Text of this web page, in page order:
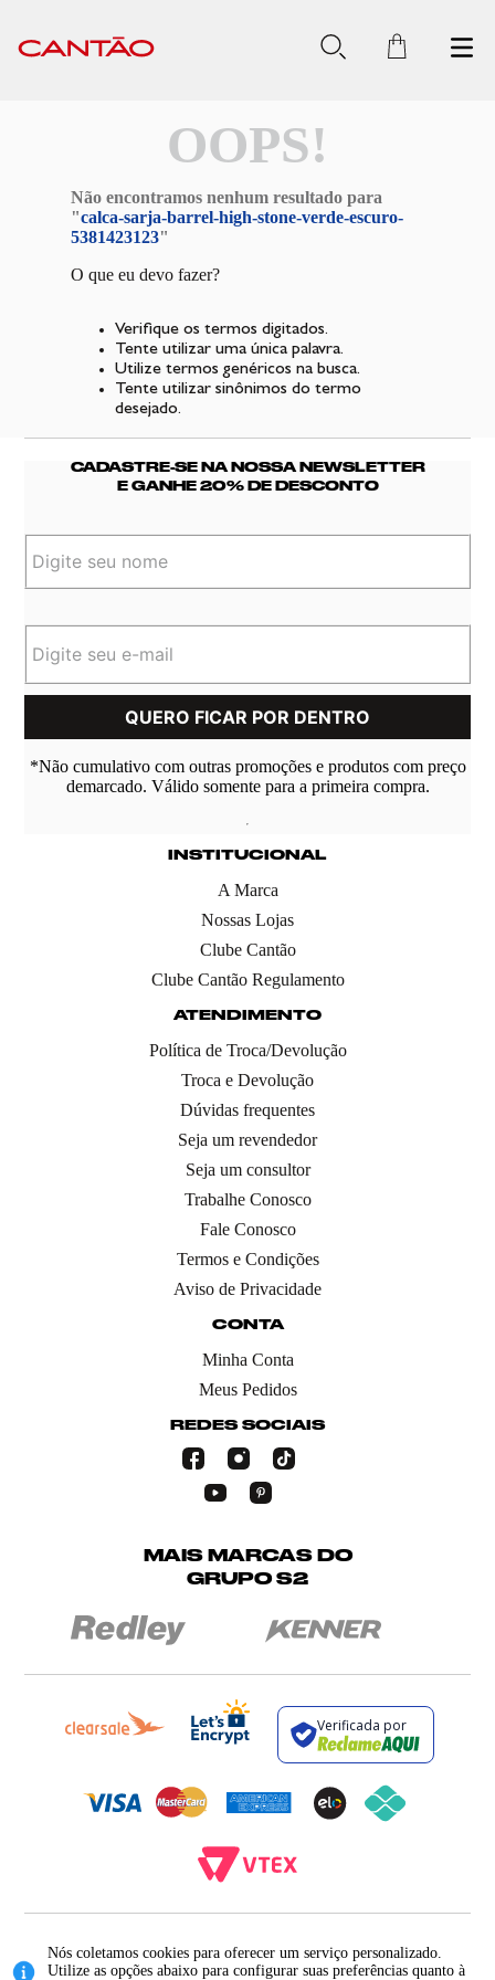
Nós coletamos cookies para oferecer um serviço personalizado.
Utilize as opções abaixo para configurar suas preferências quanto à
OOPS!
Não encontramos nenhum resultado para
"calca-sarja-barrel-high-stone-verde-escuro-
5381423123"
O que eu devo fazer?
Verifique os termos digitados.
Tente utilizar uma única palavra.
Utilize termos genéricos na busca.
Tente utilizar sinônimos do termo
desejado.
CADASTRE-SE NA NOSSA NEWSLETTER
E GANHE 20% DE DESCONTO
*Não cumulativo com outras promoções e produtos com preço
demarcado. Válido somente para a primeira compra.
INSTITUCIONAL
A Marca
Nossas Lojas
Clube Cantão
Clube Cantão Regulamento
ATENDIMENTO
Política de Troca/Devolução
Troca e Devolução
Dúvidas frequentes
Seja um revendedor
Seja um consultor
Trabalhe Conosco
Fale Conosco
Termos e Condições
Aviso de Privacidade
CONTA
Minha Conta
Meus Pedidos
REDES SOCIAIS
MAIS MARCAS DO
GRUPO S2
Verificada por
12.093.445/0002-23
RUA JUMECY RODRIGUES GOMES, 331 - ANEXO 2 - CENTRO - PIRAÍ - RIO DE